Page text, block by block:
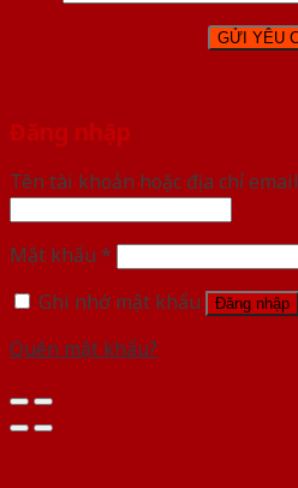
Đăng nhập
Tên tài khoản hoặc địa chỉ email
Mật khẩu *
Ghi nhớ mật khẩu
Đăng nhập
Quên mật khẩu?